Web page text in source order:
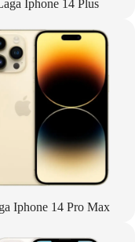
Iphone 14 Plus
Iphone 14 Pro Max